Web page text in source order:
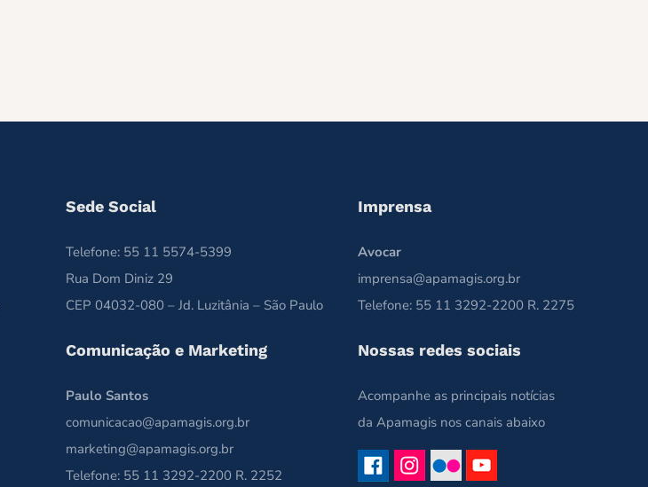
Sede Social
Telefone: 55 11 5574-5399
Rua Dom Diniz 29
CEP 04032-080 – Jd. Luzitânia – São Paulo
Comunicação e Marketing
Paulo Santos
comunicacao@apamagis.org.br
marketing@apamagis.org.br
Telefone: 55 11 3292-2200 R. 2252
Imprensa
Avocar
imprensa@apamagis.org.br
Telefone: 55 11 3292-2200 R. 2275
Nossas redes sociais
Acompanhe as principais notícias
da Apamagis nos canais abaixo